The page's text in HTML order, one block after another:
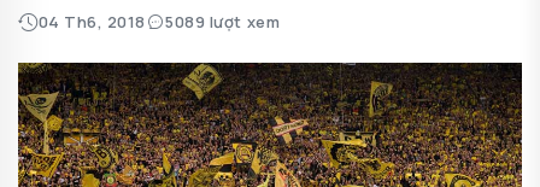
04 Th6, 2018 5089 lượt xem